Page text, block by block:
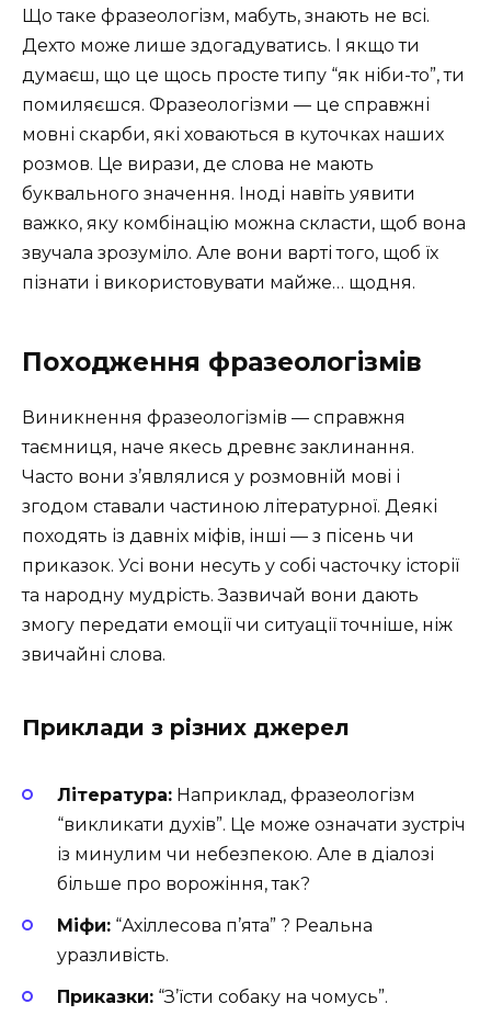
Що таке фразеологізм, мабуть, знають не всі.
Дехто може лише здогадуватись. І якщо ти
думаєш, що це щось просте типу “як ніби-то”, ти
помиляєшся. Фразеологізми — це справжні
мовні скарби, які ховаються в куточках наших
розмов. Це вирази, де слова не мають
буквального значення. Іноді навіть уявити
важко, яку комбінацію можна скласти, щоб вона
звучала зрозуміло. Але вони варті того, щоб їх
пізнати і використовувати майже… щодня.
Походження фразеологізмів
Виникнення фразеологізмів — справжня
таємниця, наче якесь древнє заклинання.
Часто вони з’являлися у розмовній мові і
згодом ставали частиною літературної. Деякі
походять із давніх міфів, інші — з пісень чи
приказок. Усі вони несуть у собі часточку історії
та народну мудрість. Зазвичай вони дають
змогу передати емоції чи ситуації точніше, ніж
звичайні слова.
Приклади з різних джерел
Література: Наприклад, фразеологізм
“викликати духів”. Це може означати зустріч
із минулим чи небезпекою. Але в діалозі
більше про ворожіння, так?
Міфи: “Ахіллесова п’ята” ? Реальна
уразливість.
Приказки: “З’їсти собаку на чомусь”.